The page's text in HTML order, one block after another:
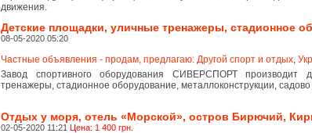
движения.
Детские площадки, уличные тренажеры, стадионное
08-05-2020 05:20
Частные объявления - продам, предлагаю: Другой спорт и отдых,
Завод спортивного оборудования СИВЕРСПОРТ производит
тренажеры, стадионное оборудование, металлоконструкции,
Отдых у моря, отель «Морской», остров Бирючий,
02-05-2020 11:21 Цена: 1 400 грн.